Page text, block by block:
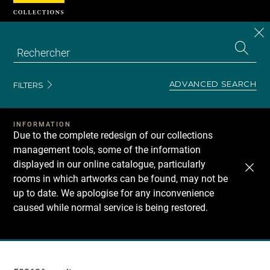
FILTERS ADVANCED SEARCH
INFORMATION
Due to the complete redesign of our collections
management tools, some of the information
displayed in our online catalogue, particularly
rooms in which artworks can be found, may not be
up to date. We apologise for any inconvenience
caused while normal service is being restored.
Recherche
Cookies management panel